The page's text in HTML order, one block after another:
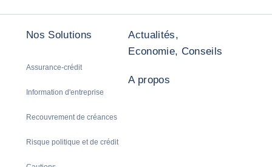
Nos Solutions
Assurance-crédit
Information d'entreprise
Recouvrement de créances
Risque politique et de crédit
Actualités,
Economie, Conseils
A propos